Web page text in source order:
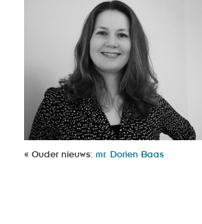
« Ouder nieuws: mr. Dorien Baas